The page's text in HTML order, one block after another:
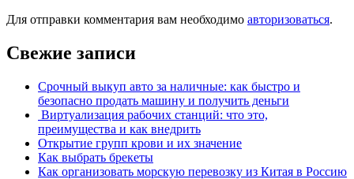
Для отправки комментария вам необходимо авторизоваться.
Свежие записи
Срочный выкуп авто за наличные: как быстро и
безопасно продать машину и получить деньги
Виртуализация рабочих станций: что это,
преимущества и как внедрить
Открытие групп крови и их значение
Как выбрать брекеты
Как организовать морскую перевозку из Китая в Россию